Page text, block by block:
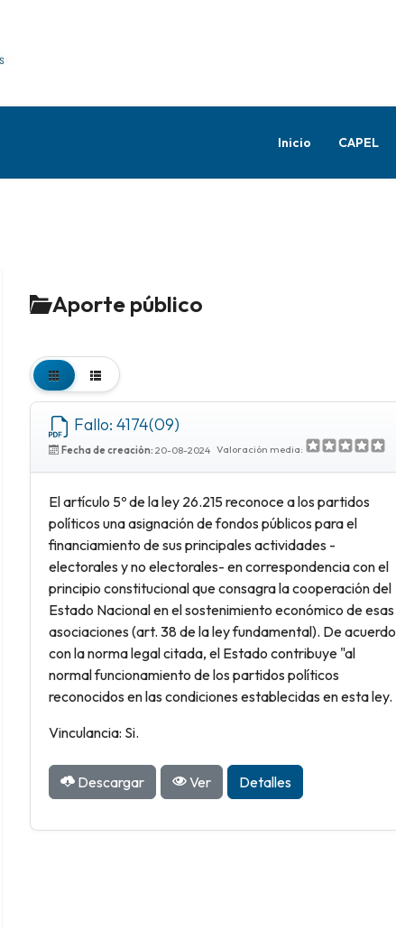
Inicio CAPEL
Aporte público
Fallo: 4174(09)
Fecha de creación: 20-08-2024 Valoración media:
El artículo 5º de la ley 26.215 reconoce a los partidos
políticos una asignación de fondos públicos para el
financiamiento de sus principales actividades -
electorales y no electorales- en correspondencia con el
principio constitucional que consagra la cooperación del
Estado Nacional en el sostenimiento económico de esas
asociaciones (art. 38 de la ley fundamental). De acuerdo
con la norma legal citada, el Estado contribuye "al
normal funcionamiento de los partidos políticos
reconocidos en las condiciones establecidas en esta ley.
Vinculancia: Si.
Descargar Ver Detalles